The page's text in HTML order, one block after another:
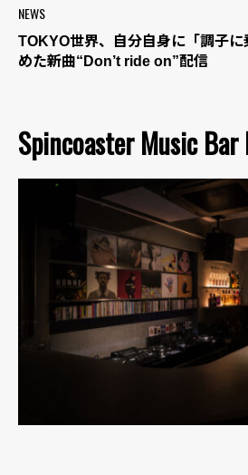
NEWS
TOKYO世界、自分自身に「調子
めた新曲“Don’t ride on”配信
Spincoaster Music Bar